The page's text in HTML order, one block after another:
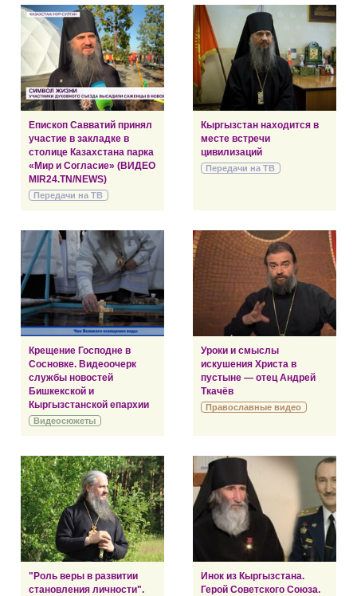
Епископ Савватий принял
участие в закладке в
столице Казахстана парка
«Мир и Согласие» (ВИДЕО
MIR24.TN/NEWS)
Передачи на ТВ
Кыргызстан находится в
месте встречи
цивилизаций
Передачи на ТВ
Крещение Господне в
Сосновке. Видеоочерк
службы новостей
Бишкекской и
Кыргызстанской епархии
Видеосюжеты
Уроки и смыслы
искушения Христа в
пустыне — отец Андрей
Ткачёв
Православные видео
"Роль веры в развитии
становления личности".
Инок из Кыргызстана.
Герой Советского Союза.